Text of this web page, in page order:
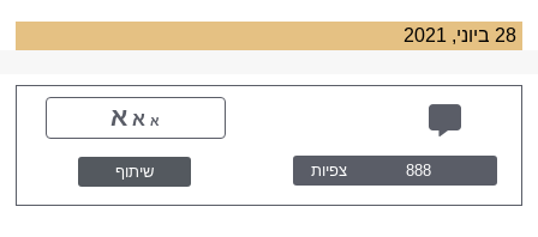
28 ביוני, 2021
א א א
צפיות 888 שיתוף